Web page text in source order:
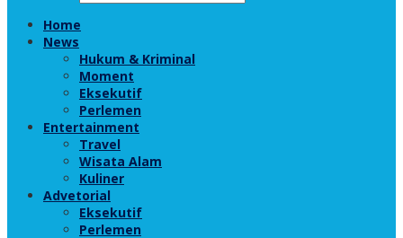
Home
News
Hukum & Kriminal
Moment
Eksekutif
Perlemen
Entertainment
Travel
Wisata Alam
Kuliner
Advetorial
Eksekutif
Perlemen